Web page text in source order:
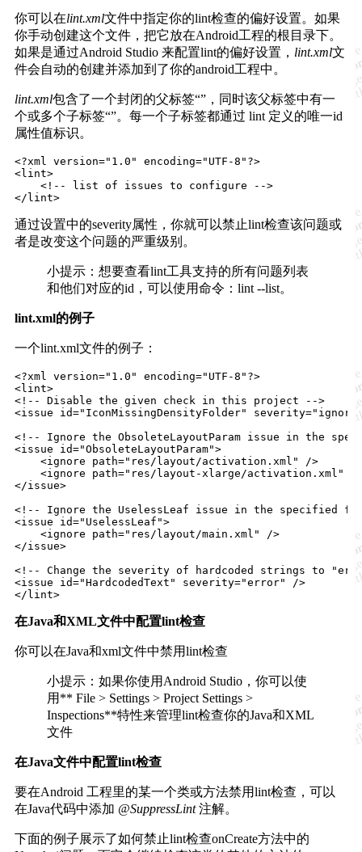
你可以在lint.xml文件中指定你的lint检查的偏好设置。如果
你手动创建这个文件，把它放在Android工程的根目录下。
如果是通过Android Studio 来配置lint的偏好设置， lint.xml文
件会自动的创建并添加到了你的android工程中。
lint.xml包含了一个封闭的父标签“”，同时该父标签中有一
个或多个子标签“”。每一个子标签都通过 lint 定义的唯一id
属性值标识。
<?xml version="1.0" encoding="UTF-8"?>
<lint>
    <!-- list of issues to configure -->
通过设置中的severity属性，你就可以禁止lint检查该问题或
者是改变这个问题的严重级别。
小提示：想要查看lint工具支持的所有问题列表
和他们对应的id，可以使用命令：lint --list。
lint.xml的例子
一个lint.xml文件的例子：
<?xml version="1.0" encoding="UTF-8"?>
<lint>
<!-- Disable the given check in this project -->
<issue id="IconMissingDensityFolder"
<!-- Ignore the ObsoleteLayoutParam issue in the
<issue id="ObsoleteLayoutParam">
    <ignore path="res/layout/activation.xml" />
<ignore path="res/layout-xlarge/activation.xml" /
</issue>
<!-- Ignore the UselessLeaf issue in the specified
<issue id="UselessLeaf">
    <ignore path="res/layout/main.xml" />
</issue>
<!-- Change the severity of hardcoded strings to
<issue id="HardcodedText" severity="error" />
在Java和XML文件中配置lint检查
你可以在Java和xml文件中禁用lint检查
小提示：如果你使用Android Studio，你可以使
用** File > Settings > Project Settings >
Inspections**特性来管理lint检查你的Java和XML
文件
在Java文件中配置lint检查
要在Android 工程里的某一个类或方法禁用lint检查，可以
在Java代码中添加 @SuppressLint注解。
下面的例子展示了如何禁止lint检查onCreate方法中的